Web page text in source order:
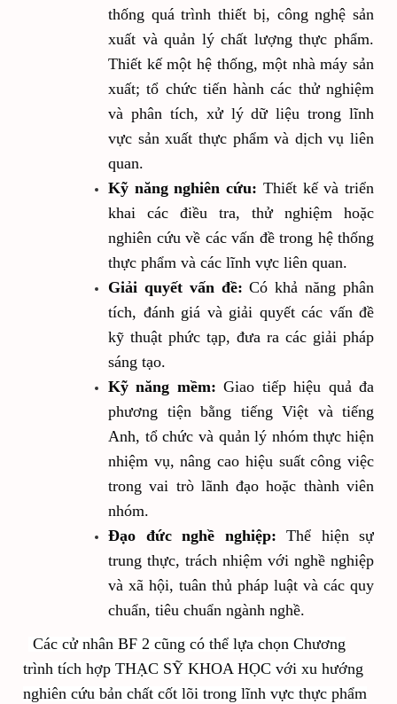
thống quá trình thiết bị, công nghệ sản
xuất và quản lý chất lượng thực phẩm.
Thiết kế một hệ thống, một nhà máy sản
xuất; tổ chức tiến hành các thử nghiệm
và phân tích, xử lý dữ liệu trong lĩnh
vực sản xuất thực phẩm và dịch vụ liên
quan.
Kỹ năng nghiên cứu: Thiết kế và triển
khai các điều tra, thử nghiệm hoặc
nghiên cứu về các vấn đề trong hệ thống
thực phẩm và các lĩnh vực liên quan.
Giải quyết vấn đề: Có khả năng phân
tích, đánh giá và giải quyết các vấn đề
kỹ thuật phức tạp, đưa ra các giải pháp
sáng tạo.
Kỹ năng mềm: Giao tiếp hiệu quả đa
phương tiện bằng tiếng Việt và tiếng
Anh, tổ chức và quản lý nhóm thực hiện
nhiệm vụ, nâng cao hiệu suất công việc
trong vai trò lãnh đạo hoặc thành viên
nhóm.
Đạo đức nghề nghiệp: Thể hiện sự
trung thực, trách nhiệm với nghề nghiệp
và xã hội, tuân thủ pháp luật và các quy
chuẩn, tiêu chuẩn ngành nghề.
Các cử nhân BF 2 cũng có thể lựa chọn Chương
trình tích hợp THẠC SỸ KHOA HỌC với xu hướng
nghiên cứu bản chất cốt lõi trong lĩnh vực thực phẩm